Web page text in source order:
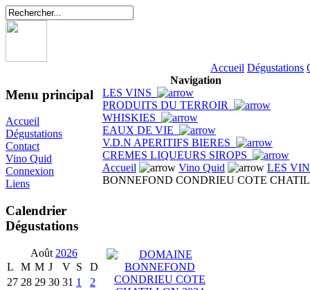
Accueil Dégustations
Menu principal
Accueil
Dégustations
Contact
Vino Quid
Connexion
Liens
Calendrier
Dégustations
Août 2026
L
M M J V S
D
27 28 29 30 31 1
2
Navigation
LES VINS
PRODUITS DU TERROIR
WHISKIES
EAUX DE VIE
V.D.N APERITIFS BIERES
CREMES LIQUEURS SIROPS
Accueil
Vino Quid
LES
BONNEFOND CONDRIEU COTE